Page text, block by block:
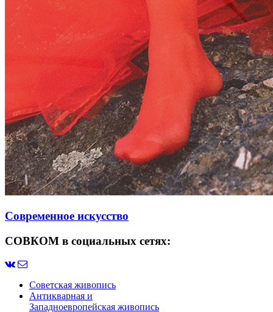
Современное искусство
СОВКОМ в социальных сетях:
Советская живопись
Антикварная и
Западноевропейская живопись